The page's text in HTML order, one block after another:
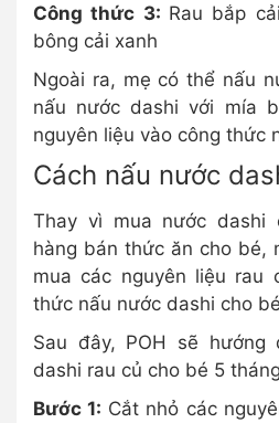
Công thức 3: Rau bắp
bông cải xanh
Ngoài ra, mẹ có thể nấu
nấu nước dashi với mía
nguyên liệu vào công thức
Cách nấu nước
Thay vì mua nước
hàng bán thức ăn cho bé,
mua các nguyên liệu rau
thức nấu nước dashi cho
Sau đây, POH sẽ hướng
dashi rau củ cho bé 5
Bước 1: Cắt nhỏ các